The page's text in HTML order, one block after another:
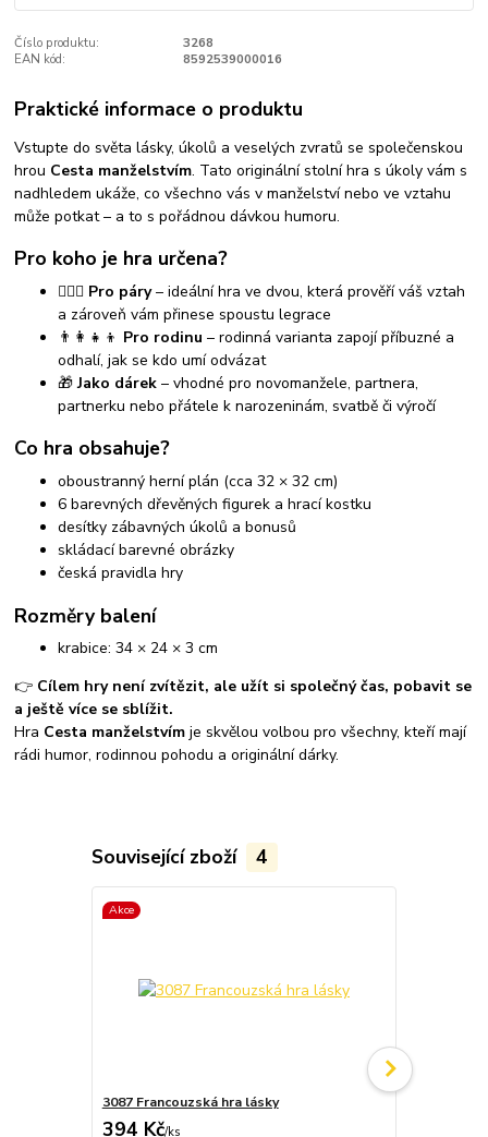
Číslo produktu:
3268
EAN kód:
8592539000016
Praktické informace o produktu
Vstupte do světa lásky, úkolů a veselých zvratů se společenskou
hrou Cesta manželstvím. Tato originální stolní hra s úkoly vám s
nadhledem ukáže, co všechno vás v manželství nebo ve vztahu
může potkat – a to s pořádnou dávkou humoru.
Pro koho je hra určena?
👩‍❤️‍👨 Pro páry– ideální hra ve dvou, která prověří váš vztah
a zároveň vám přinese spoustu legrace
👨‍👩‍👧‍👦 Pro rodinu – rodinná varianta zapojí příbuzné a
odhalí, jak se kdo umí odvázat
🎁Jako dárek – vhodné pro novomanžele, partnera,
partnerku nebo přátele k narozeninám, svatbě či výročí
Co hra obsahuje?
oboustranný herní plán (cca 32 × 32 cm)
6 barevných dřevěných figurek a hrací kostku
desítky zábavných úkolů a bonusů
skládací barevné obrázky
česká pravidla hry
Rozměry balení
krabice: 34 × 24 × 3 cm
👉 Cílem hry není zvítězit, ale užít si společný čas, pobavit se
a ještě více se sblížit.
Hra Cesta manželstvím je skvělou volbou pro všechny, kteří mají
rádi humor, rodinnou pohodu a originální dárky.
Související zboží 4
Akce
3087 Francouzská hra lásky
394 Kč/ks